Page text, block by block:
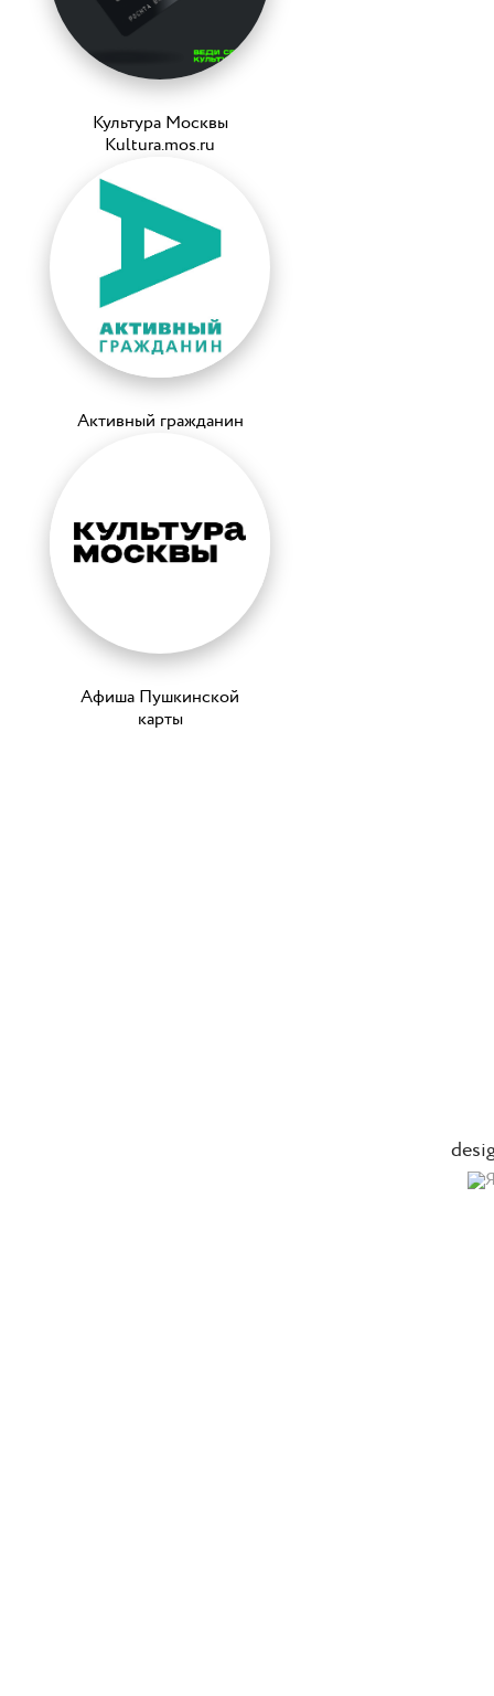
Культура Москвы
Kultura.mos.ru
Активный гражданин
Афиша Пушкинской
карты